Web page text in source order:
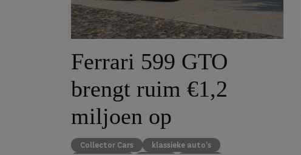
Ferrari 599 GTO
brengt ruim €1,2
miljoen op
Collector Cars
klassieke auto's